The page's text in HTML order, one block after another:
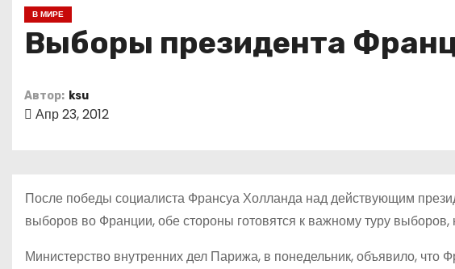
В МИРЕ
Выборы президента
Автор: ksu
Апр 23, 2012
После победы социалиста Франсуа Холланда над действующим
выборов во Франции, обе стороны готовятся к важному туру
Министерство внутренних дел Парижа, в понедельник, объявило, что